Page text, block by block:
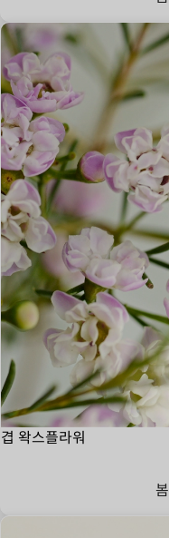
겹 왁스플라워
봄